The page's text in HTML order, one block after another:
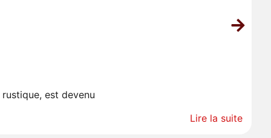
est devenu
Lire la suite